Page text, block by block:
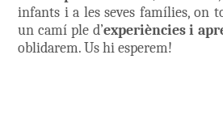
infants i a les seves famílies, on
un camí ple d’experiències i
oblidarem. Us hi esperem!